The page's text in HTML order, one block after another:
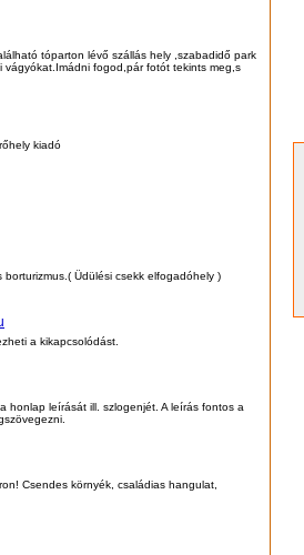
tóparton lévő szállás hely ,szabadidő park
vágyókat.Imádni fogod,pár fotót tekints meg,s
kiadó
Üdülési csekk elfogadóhely )
a kikapcsolódást.
honlap leírását ill. szlogenjét. A leírás fontos a
Csendes környék, családias hangulat,